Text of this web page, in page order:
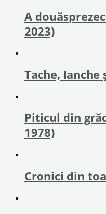
A
2023)
Tache, Ianche
Piticul din
1978)
Cronici din